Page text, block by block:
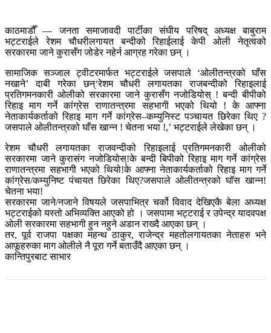
काठमाडौँ — जनता समाजावदी पार्टीका संघीय परिषद् अध्यक्ष बाबुराम
भट्टराईले रेशम चौधरीलगायत बन्दीको रिहाईलाई केपी ओली नेतृत्वको
सरकारमा जाने कुरासँग जोडेर नहेर्न आग्रह गरेका छन् ।
सामाजिक सञ्जाल ट्वीटरमार्फत भट्टराईले जसपाले ‘ओलीतन्त्रको घाँस
नखाने’ दाबी गरेका छन्‘रेशम चौधरी लगायतका राजबन्दीको रिहाइलाई
प्रतिगमनकारी ओलीको सरकारमा जाने कुरासँग नजोडियोस् ! बन्दी बीपीको
रिहाइ माग गर्ने कांग्रेस राणातन्त्रमा सहभागी भएको थियो ! के आफ्ना
नेताकार्यकर्ताको रिहाइ माग गर्ने कांग्रेस–कम्युनिस्ट पञ्‍चायत छिरेका थिए ?
जसपाले ओलीतन्त्रको घाँस खान्न ! चेतना भया !,’ भट्टराईले लेखेका छन् ।
रेशम चौधरी लगायतका राजवन्दीको रिहाइलाई प्रतिगमनकारी ओलीको
सरकारमा जाने कुरासंग नजोडियोस्!के बन्दी बिपीको रिहाइ माग गर्ने कांग्रेस
राणातन्त्रमा सहभागी भएको थियो!के आफ्ना नेताकार्यकर्ताको रिहाइ माग गर्ने
कांग्रेस/कम्युनिष्ट पंचायत छिरेका थिए?जसपाले ओलीतन्त्रको घाॅस खान्न!
चेतना भया!
सरकारमा जाने/नजाने विषयले जसपाभित्र चर्को विवाद देखिएकै बेला अध्यक्ष
भट्टराईको यस्तो अभिव्यक्ति आएको हो । जसपामा भट्टराई र उपेन्द्र यादवपक्ष
ओली सरकारमा सहभागी हुन नहुने अडान राख्दै आएका छन् ।
तर, पूर्व राजपा पक्षका महन्थ ठाकुर, राजेन्द्र महतोलगायतका नेताहरु भने
आफूहरुका माग ओलीले नै पूरा गर्ने बताउँदै आएका छन् ।
कान्तिपुरबाट साभार